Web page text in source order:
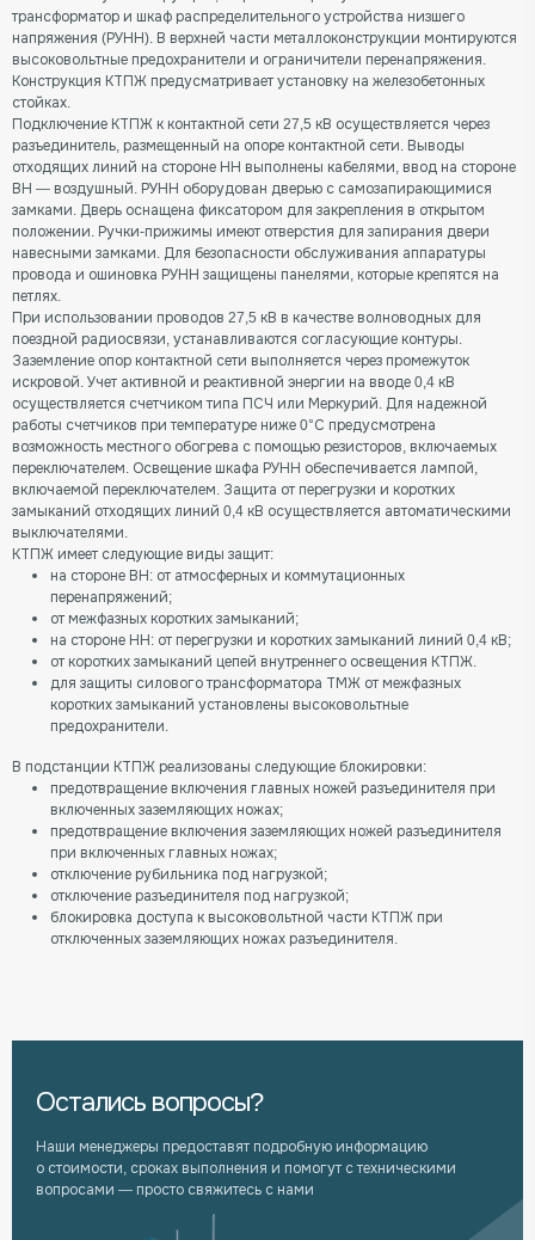
трансформатор и шкаф распределительного устройства низшего
напряжения (РУНН). В верхней части металлоконструкции монтируются
высоковольтные предохранители и ограничители перенапряжения.
Конструкция КТПЖ предусматривает установку на железобетонных
стойках.
Подключение КТПЖ к контактной сети 27,5 кВ осуществляется через
разъединитель, размещенный на опоре контактной сети. Выводы
отходящих линий на стороне НН выполнены кабелями, ввод на стороне
ВН — воздушный. РУНН оборудован дверью с самозапирающимися
замками. Дверь оснащена фиксатором для закрепления в открытом
положении. Ручки-прижимы имеют отверстия для запирания двери
навесными замками. Для безопасности обслуживания аппаратуры
провода и ошиновка РУНН защищены панелями, которые крепятся на
петлях.
При использовании проводов 27,5 кВ в качестве волноводных для
поездной радиосвязи, устанавливаются согласующие контуры.
Заземление опор контактной сети выполняется через промежуток
искровой. Учет активной и реактивной энергии на вводе 0,4 кВ
осуществляется счетчиком типа ПСЧ или Меркурий. Для надежной
работы счетчиков при температуре ниже 0°С предусмотрена
возможность местного обогрева с помощью резисторов, включаемых
переключателем. Освещение шкафа РУНН обеспечивается лампой,
включаемой переключателем. Защита от перегрузки и коротких
замыканий отходящих линий 0,4 кВ осуществляется автоматическими
выключателями.
КТПЖ имеет следующие виды защит:
на стороне ВН: от атмосферных и коммутационных
перенапряжений;
от межфазных коротких замыканий;
на стороне НН: от перегрузки и коротких замыканий линий 0,4 кВ;
от коротких замыканий цепей внутреннего освещения КТПЖ.
для защиты силового трансформатора ТМЖ от межфазных
коротких замыканий установлены высоковольтные
предохранители.
В подстанции КТПЖ реализованы следующие блокировки:
предотвращение включения главных ножей разъединителя при
включенных заземляющих ножах;
предотвращение включения заземляющих ножей разъединителя
при включенных главных ножах;
отключение рубильника под нагрузкой;
отключение разъединителя под нагрузкой;
блокировка доступа к высоковольтной части КТПЖ при
отключенных заземляющих ножах разъединителя.
Остались вопросы?
Наши менеджеры предоставят подробную информацию
о стоимости, сроках выполнения и помогут с техническими
вопросами — просто свяжитесь с нами